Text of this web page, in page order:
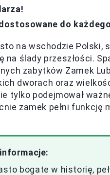
do
na wschodzie Polski,
na ślady przeszłości.
zabytków Zamek
dworach oraz
tylko podejmował
zamek pełni
bogate w historię,